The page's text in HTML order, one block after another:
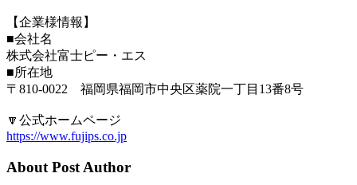
【企業様情報】
■会社名
株式会社富士ピー・エス
■所在地
〒810-0022 福岡県福岡市中央区薬院一丁目13番8号
🔽公式ホームページ
https://www.fujips.co.jp
About Post Author